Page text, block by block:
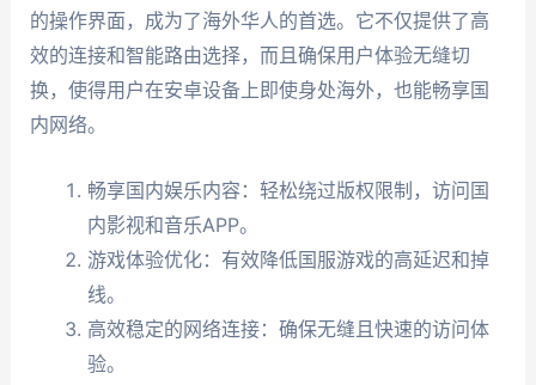
的操作界面，成为了海外华人的首选。它不仅提供了高
效的连接和智能路由选择，而且确保用户体验无缝切
换，使得用户在安卓设备上即使身处海外，也能畅享国
内网络。
畅享国内娱乐内容：轻松绕过版权限制，访问国
内影视和音乐APP。
游戏体验优化：有效降低国服游戏的高延迟和掉
线。
高效稳定的网络连接：确保无缝且快速的访问体
验。